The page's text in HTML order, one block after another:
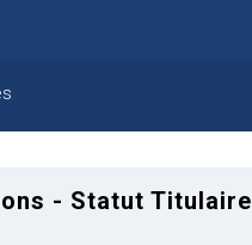
- Statut Titulaire